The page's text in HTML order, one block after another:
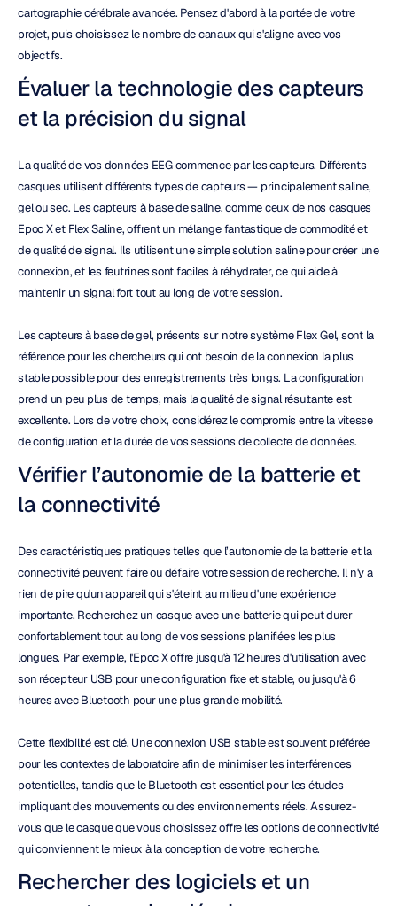
cartographie cérébrale avancée. Pensez d'abord à la portée de votre
projet, puis choisissez le nombre de canaux qui s'aligne avec vos
objectifs.
Évaluer la technologie des capteurs
et la précision du signal
La qualité de vos données EEG commence par les capteurs. Différents
casques utilisent différents types de capteurs — principalement saline,
gel ou sec. Les capteurs à base de saline, comme ceux de nos casques
Epoc X et Flex Saline, offrent un mélange fantastique de commodité et
de qualité de signal. Ils utilisent une simple solution saline pour créer une
connexion, et les feutrines sont faciles à réhydrater, ce qui aide à
maintenir un signal fort tout au long de votre session.
Les capteurs à base de gel, présents sur notre système Flex Gel, sont la
référence pour les chercheurs qui ont besoin de la connexion la plus
stable possible pour des enregistrements très longs. La configuration
prend un peu plus de temps, mais la qualité de signal résultante est
excellente. Lors de votre choix, considérez le compromis entre la vitesse
de configuration et la durée de vos sessions de collecte de données.
Vérifier l’autonomie de la batterie et
la connectivité
Des caractéristiques pratiques telles que l’autonomie de la batterie et la
connectivité peuvent faire ou défaire votre session de recherche. Il n'y a
rien de pire qu'un appareil qui s'éteint au milieu d'une expérience
importante. Recherchez un casque avec une batterie qui peut durer
confortablement tout au long de vos sessions planifiées les plus
longues. Par exemple, l'Epoc X offre jusqu'à 12 heures d'utilisation avec
son récepteur USB pour une configuration fixe et stable, ou jusqu'à 6
heures avec Bluetooth pour une plus grande mobilité.
Cette flexibilité est clé. Une connexion USB stable est souvent préférée
pour les contextes de laboratoire afin de minimiser les interférences
potentielles, tandis que le Bluetooth est essentiel pour les études
impliquant des mouvements ou des environnements réels. Assurez-
vous que le casque que vous choisissez offre les options de connectivité
qui conviennent le mieux à la conception de votre recherche.
Rechercher des logiciels et un